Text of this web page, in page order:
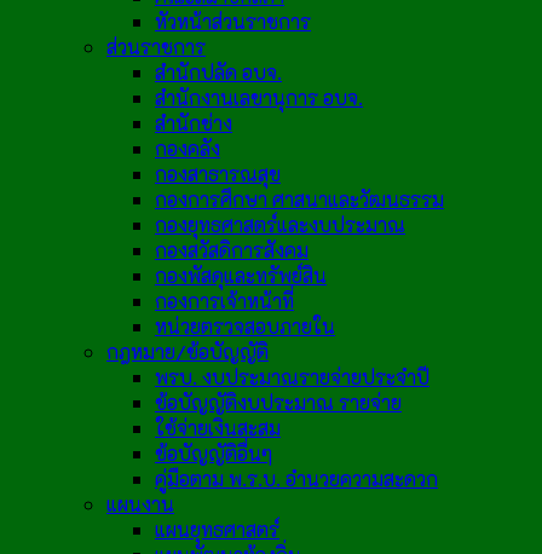
หัวหน้าส่วนราชการ
ส่วนราชการ
สำนักปลัด อบจ.
สำนักงานเลขานุการ อบจ.
สำนักช่าง
กองคลัง
กองสาธารณสุข
กองการศึกษา ศาสนาและวัฒนธรรม
กองยุทธศาสตร์และงบประมาณ
กองสวัสดิการสังคม
กองพัสดุและทรัพย์สิน
กองการเจ้าหน้าที่
หน่วยตรวจสอบภายใน
กฎหมาย/ข้อบัญญัติ
พรบ. งบประมาณรายจ่ายประจำปี
ข้อบัญญัติงบประมาณ รายจ่าย
ใช้จ่ายเงินสะสม
ข้อบัญญัติอื่นๆ
คู่มือตาม พ.ร.บ. อำนวยความสะดวก
แผนงาน
แผนยุทธศาสตร์